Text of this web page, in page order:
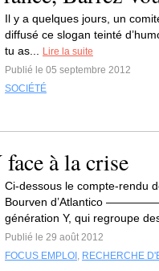
Il y a quelques jours, un
diffusé ce slogan teinté
tu as...
Lire la suite
Publié le 05 septembre 2012
SOCIÉTÉ
à la crise
Ci-dessous le compte-rendu
Bourven d’Atlantico
génération Y, qui regroupe
Publié le 29 août 2012
FOCUS EMPLOI , RECHERCHE